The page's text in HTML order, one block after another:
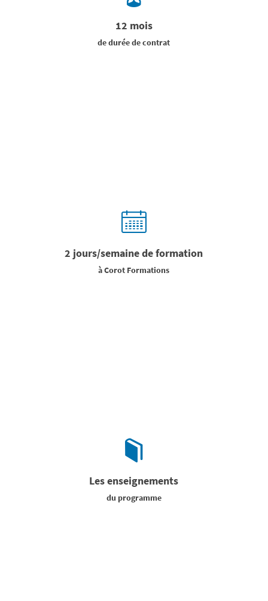
12 mois
de durée de contrat
2 jours/semaine de formation
à Corot Formations
Les enseignements
du programme